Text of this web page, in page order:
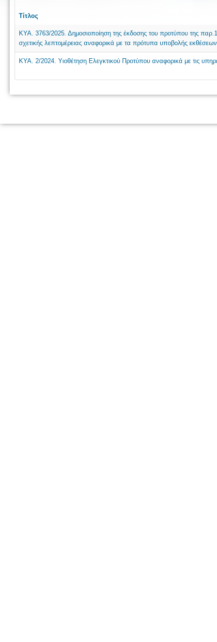
Τίτλος
ΚΥΑ. 3763/2025. Δημοσιοποίηση της έκδοσης του προτύπου της
σχετικής λεπτομέρειας αναφορικά με τα πρότυπα υποβολής εκθέσεων
ΚΥΑ. 2/2024. Υιοθέτηση Ελεγκτικού Προτύπου αναφορικά με τις